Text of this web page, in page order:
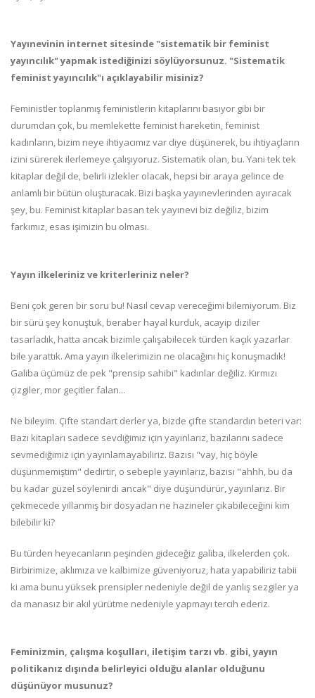
Yayınevinin internet sitesinde "sistematik bir feminist
yayıncılık" yapmak istediğinizi söylüyorsunuz. "Sistematik
feminist yayıncılık"ı açıklayabilir misiniz?
Feministler toplanmış feministlerin kitaplarını basıyor gibi bir
durumdan çok, bu memlekette feminist hareketin, feminist
kadınların, bizim neye ihtiyacımız var diye düşünerek, bu ihtiyaçların
izini sürerek ilerlemeye çalışıyoruz. Sistematik olan, bu. Yani tek tek
kitaplar değil de, belirli izlekler olacak, hepsi bir araya gelince de
anlamlı bir bütün oluşturacak. Bizi başka yayınevlerinden ayıracak
şey, bu. Feminist kitaplar basan tek yayınevi biz değiliz, bizim
farkımız, esas işimizin bu olması.
Yayın ilkeleriniz ve kriterleriniz neler?
Beni çok geren bir soru bu! Nasıl cevap vereceğimi bilemiyorum. Biz
bir sürü şey konuştuk, beraber hayal kurduk, acayip diziler
tasarladık, hatta ancak bizimle çalışabilecek türden kaçık yazarlar
bile yarattık. Ama yayın ilkelerimizin ne olacağını hiç konuşmadık!
Galiba üçümüz de pek "prensip sahibi" kadınlar değiliz. Kırmızı
çizgiler, mor geçitler falan...
Ne bileyim. Çifte standart derler ya, bizde çifte standardın beteri var:
Bazı kitapları sadece sevdiğimiz için yayınlarız, bazılarını sadece
sevmediğimiz için yayınlamayabiliriz. Bazısı "vay, hiç böyle
düşünmemiştim" dedirtir, o sebeple yayınlarız, bazısı "ahhh, bu da
bu kadar güzel söylenirdi ancak" diye düşündürür, yayınlarız. Bir
çekmecede yıllanmış bir dosyadan ne hazineler çıkabileceğini kim
bilebilir ki?
Bu türden heyecanların peşinden gideceğiz galiba, ilkelerden çok.
Birbirimize, aklımıza ve kalbimize güveniyoruz, hata yapabiliriz tabii
ki ama bunu yüksek prensipler nedeniyle değil de yanlış sezgiler ya
da manasız bir akıl yürütme nedeniyle yapmayı tercih ederiz.
Feminizmin, çalışma koşulları, iletişim tarzı vb. gibi, yayın
politikanız dışında belirleyici olduğu alanlar olduğunu
düşünüyor musunuz?